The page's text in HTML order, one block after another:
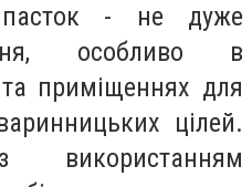
пасток - не дуже
особливо в
приміщеннях для
цілей.
використанням